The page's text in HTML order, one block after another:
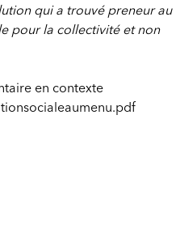
qui a trouvé preneur au
pour la collectivité et non
en contexte